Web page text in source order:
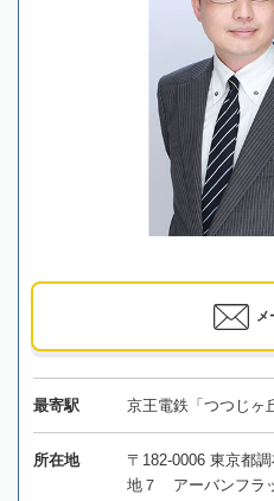
メ
最寄駅 京王電鉄「つつじヶ
所在地
〒182-0006 東京都
地７ アーバンフラ